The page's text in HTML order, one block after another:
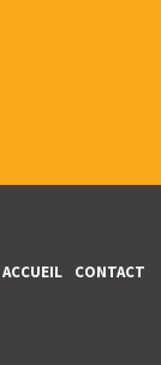
ACCUEIL CONTACT